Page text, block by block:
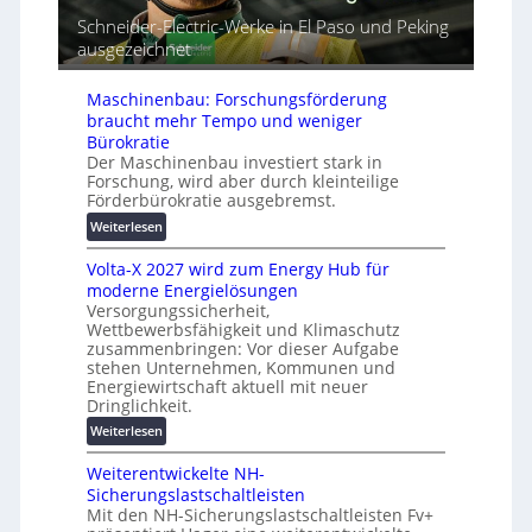
m
a
t
s
i
e
r
u
n
g
s
l
ö
s
u
n
g
e
n
r
e
i
h
e
G
e
r
ä
t
e
s
c
h
u
t
z
u
n
d
d
i
g
i
t
a
l
e
T
Schneider-Electric-Werke in El Paso und Peking
ausgezeichnet
Maschinenbau: Forschungsförderung
braucht mehr Tempo und weniger
Bürokratie
Der Maschinenbau investiert stark in
Forschung, wird aber durch kleinteilige
Förderbürokratie ausgebremst.
Weiterlesen:
M
a
s
c
h
i
n
e
n
b
u
:
F
Volta-X 2027 wird zum Energy Hub für
moderne Energielösungen
Versorgungssicherheit,
Wettbewerbsfähigkeit und Klimaschutz
zusammenbringen: Vor dieser Aufgabe
stehen Unternehmen, Kommunen und
Energiewirtschaft aktuell mit neuer
Dringlichkeit.
Weiterlesen:
V
o
l
t
Weiterentwickelte NH-
Sicherungslastschaltleisten
Mit den NH-Sicherungslastschaltleisten Fv+